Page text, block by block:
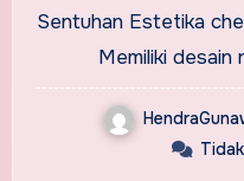
Sentuhan Estetika
Memiliki